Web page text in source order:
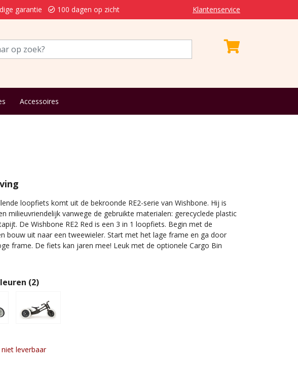
garantie 100 dagen op zicht Klantenservice
Accessoires
loopfiets komt uit de bekroonde RE2-serie van Wishbone. Hij is
milieuvriendelijk vanwege de gebruikte materialen: gerecyclede plastic
De Wishbone RE2 Red is een 3 in 1 loopfiets. Begin met de
bouw uit naar een tweewieler. Start met het lage frame en ga door
frame. De fiets kan jaren mee! Leuk met de optionele Cargo Bin
(2)
leverbaar